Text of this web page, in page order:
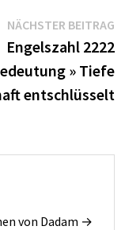
NÄCHSTER BEITRAG
Engelszahl 2222
» Tiefe
entschlüsselt
von Dadam →